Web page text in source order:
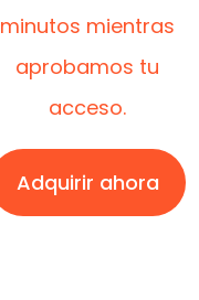
minutos mientras
aprobamos tu
acceso.
Adquirir ahora